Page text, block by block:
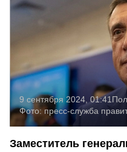
9 сентября 2024, 01:41
Фото: пресс-служба
Заместитель